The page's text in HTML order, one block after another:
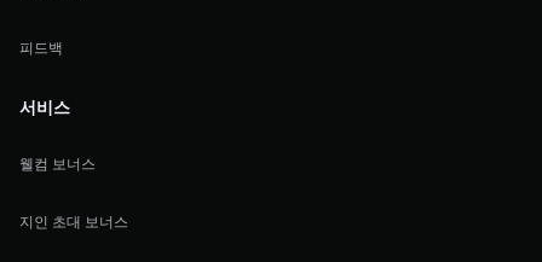
피드백
서비스
웰컴 보너스
지인 초대 보너스